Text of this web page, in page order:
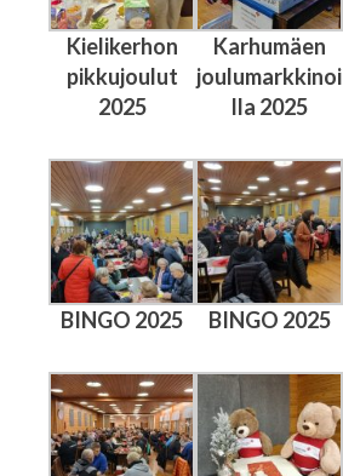
Kielikerhon
pikkujoulut
2025
Karhumäen
joulumarkkinoi
lla 2025
BINGO 2025 BINGO 2025